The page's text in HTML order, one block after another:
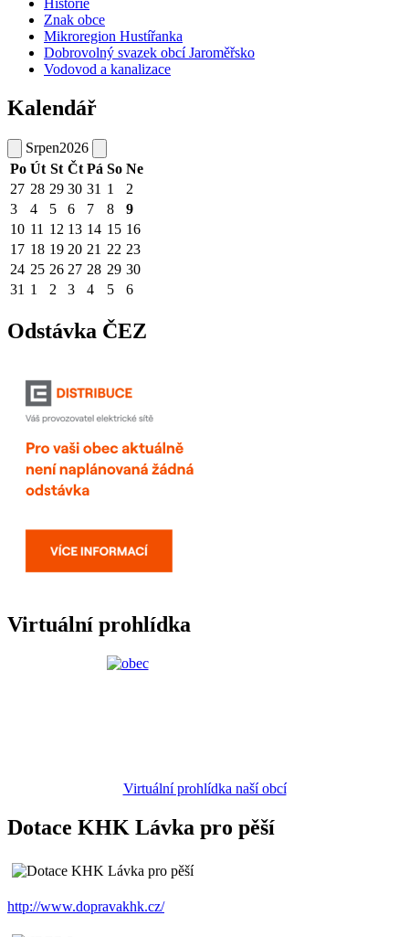
Historie
Znak obce
Mikroregion Hustířanka
Dobrovolný svazek obcí Jaroměřsko
Vodovod a kanalizace
Kalendář
Srpen2026
Po Út St Čt Pá So Ne
27 28 29 30 31 1
2
3
4 5 6 7 8
9
10 11 12 13 14 15 16
17 18 19 20 21 22 23
24 25 26 27 28 29 30
31 1 2 3 4 5 6
Odstávka ČEZ
Virtuální prohlídka
Virtuální prohlídka naší obcí
Dotace KHK Lávka pro pěší
http://www.dopravakhk.cz/